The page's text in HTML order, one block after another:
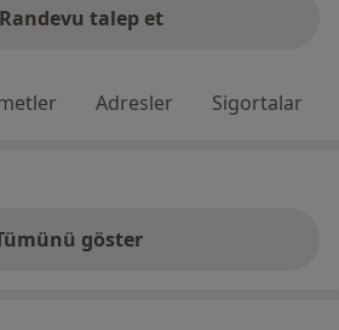
Randevu talep et
Adresler Sigortalar
göster
deneyim hakkında